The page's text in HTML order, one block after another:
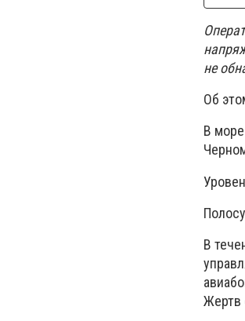
не
Об
В
В
Жертв